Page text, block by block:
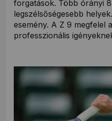
forgatások. Több órányi
legszélsőségesebb
esemény. A Z 9 megfelel
professzionális